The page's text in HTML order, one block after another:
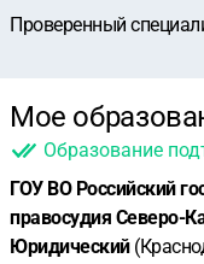
Проверенный
Мое
Образование
ГОУ ВО Российский
правосудия Северо-
Юридический